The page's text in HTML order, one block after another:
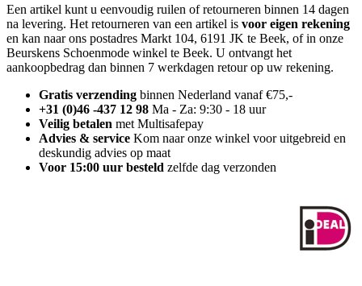
Een artikel kunt u eenvoudig ruilen of retourneren binnen 14 dagen
na levering. Het retourneren van een artikel is voor eigen rekening
en kan naar ons postadres Markt 104, 6191 JK te Beek, of in onze
Beurskens Schoenmode winkel te Beek. U ontvangt het
aankoopbedrag dan binnen 7 werkdagen retour op uw rekening.
Gratis verzending binnen Nederland vanaf €75,-
+31 (0)46 -437 12 98 Ma - Za: 9:30 - 18 uur
Veilig betalen met Multisafepay
Advies & service Kom naar onze winkel voor uitgebreid en
deskundig advies op maat
Voor 15:00 uur besteld zelfde dag verzonden